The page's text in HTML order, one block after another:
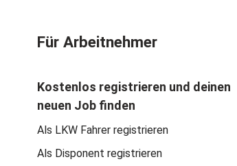
Für Arbeitnehmer
Kostenlos registrieren und deinen
neuen Job finden
Als LKW Fahrer registrieren
Als Disponent registrieren